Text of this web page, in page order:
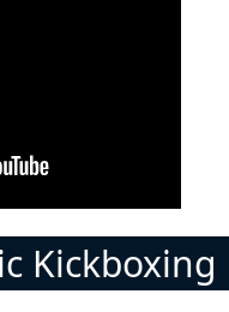
Kickboxing